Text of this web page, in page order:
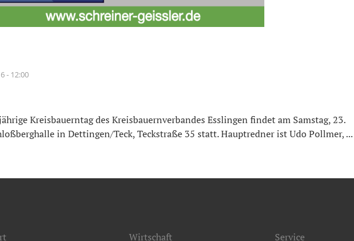
- 12:00
Kreisbauerntag des Kreisbauernverbandes Esslingen findet am Samstag, 23.
in Dettingen/Teck, Teckstraße 35 statt. Hauptredner ist Udo Pollmer, ...
Wirtschaft Service